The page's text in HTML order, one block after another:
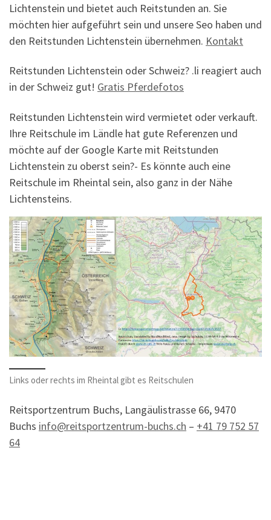
Lichtenstein und bietet auch Reitstunden an. Sie
möchten hier aufgeführt sein und unsere Seo haben und
den Reitstunden Lichtenstein übernehmen. Kontakt
Reitstunden Lichtenstein oder Schweiz? .li reagiert auch
in der Schweiz gut! Gratis Pferdefotos
Reitstunden Lichtenstein wird vermietet oder verkauft.
Ihre Reitschule im Ländle hat gute Referenzen und
möchte auf der Google Karte mit Reitstunden
Lichtenstein zu oberst sein?- Es könnte auch eine
Reitschule im Rheintal sein, also ganz in der Nähe
Lichtensteins.
Links oder rechts im Rheintal gibt es Reitschulen
Reitsportzentrum Buchs, Langäulistrasse 66, 9470
Buchs info@reitsportzentrum-buchs.ch – +41 79 752 57
64